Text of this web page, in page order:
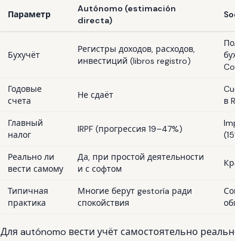
Параметр
Autónomo (estimación
directa)
Бухучёт
Регистры доходов, расходов,
инвестиций (libros registro)
Годовые
счета
Не сдаёт
в
Главный
налог
IRPF (прогрессия 19–47%)
Реально ли
вести самому
Да, при простой деятельности
и с софтом
Типичная
практика
Многие берут gestoría ради
спокойствия
Для autónomo вести учёт самостоятельно